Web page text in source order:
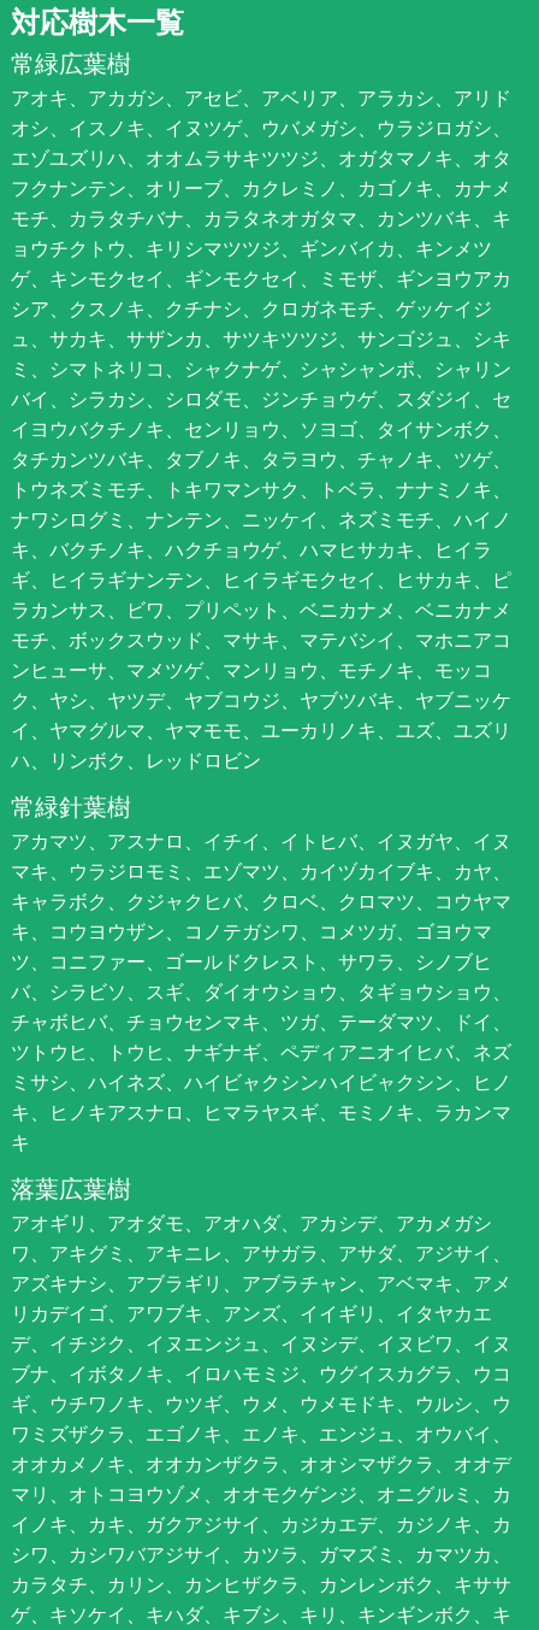
対応樹木一覧
常緑広葉樹
アオキ、アカガシ、アセビ、アベリア、アラカシ、アリド
オシ、イスノキ、イヌツゲ、ウバメガシ、ウラジロガシ、
エゾユズリハ、オオムラサキツツジ、オガタマノキ、オタ
フクナンテン、オリーブ、カクレミノ、カゴノキ、カナメ
モチ、カラタチバナ、カラタネオガタマ、カンツバキ、キ
ョウチクトウ、キリシマツツジ、ギンバイカ、キンメツ
ゲ、キンモクセイ、ギンモクセイ、ミモザ、ギンヨウアカ
シア、クスノキ、クチナシ、クロガネモチ、ゲッケイジ
ュ、サカキ、サザンカ、サツキツツジ、サンゴジュ、シキ
ミ、シマトネリコ、シャクナゲ、シャシャンポ、シャリン
バイ、シラカシ、シロダモ、ジンチョウゲ、スダジイ、セ
イヨウバクチノキ、センリョウ、ソヨゴ、タイサンボク、
タチカンツバキ、タブノキ、タラヨウ、チャノキ、ツゲ、
トウネズミモチ、トキワマンサク、トベラ、ナナミノキ、
ナワシログミ、ナンテン、ニッケイ、ネズミモチ、ハイノ
キ、バクチノキ、ハクチョウゲ、ハマヒサカキ、ヒイラ
ギ、ヒイラギナンテン、ヒイラギモクセイ、ヒサカキ、ピ
ラカンサス、ビワ、プリペット、ベニカナメ、ベニカナメ
モチ、ボックスウッド、マサキ、マテバシイ、マホニアコ
ンヒューサ、マメツゲ、マンリョウ、モチノキ、モッコ
ク、ヤシ、ヤツデ、ヤブコウジ、ヤブツバキ、ヤブニッケ
イ、ヤマグルマ、ヤマモモ、ユーカリノキ、ユズ、ユズリ
ハ、リンボク、レッドロビン
常緑針葉樹
アカマツ、アスナロ、イチイ、イトヒバ、イヌガヤ、イヌ
マキ、ウラジロモミ、エゾマツ、カイヅカイブキ、カヤ、
キャラボク、クジャクヒバ、クロベ、クロマツ、コウヤマ
キ、コウヨウザン、コノテガシワ、コメツガ、ゴヨウマ
ツ、コニファー、ゴールドクレスト、サワラ、シノブヒ
バ、シラビソ、スギ、ダイオウショウ、タギョウショウ、
チャボヒバ、チョウセンマキ、ツガ、テーダマツ、ドイ、
ツトウヒ、トウヒ、ナギナギ、ペディアニオイヒバ、ネズ
ミサシ、ハイネズ、ハイビャクシンハイビャクシン、ヒノ
キ、ヒノキアスナロ、ヒマラヤスギ、モミノキ、ラカンマ
キ
落葉広葉樹
アオギリ、アオダモ、アオハダ、アカシデ、アカメガシ
ワ、アキグミ、アキニレ、アサガラ、アサダ、アジサイ、
アズキナシ、アブラギリ、アブラチャン、アベマキ、アメ
リカデイゴ、アワブキ、アンズ、イイギリ、イタヤカエ
デ、イチジク、イヌエンジュ、イヌシデ、イヌビワ、イヌ
ブナ、イボタノキ、イロハモミジ、ウグイスカグラ、ウコ
ギ、ウチワノキ、ウツギ、ウメ、ウメモドキ、ウルシ、ウ
ワミズザクラ、エゴノキ、エノキ、エンジュ、オウバイ、
オオカメノキ、オオカンザクラ、オオシマザクラ、オオデ
マリ、オトコヨウゾメ、オオモクゲンジ、オニグルミ、カ
イノキ、カキ、ガクアジサイ、カジカエデ、カジノキ、カ
シワ、カシワバアジサイ、カツラ、ガマズミ、カマツカ、
カラタチ、カリン、カンヒザクラ、カンレンボク、キササ
ゲ、キソケイ、キハダ、キブシ、キリ、キンギンボク、キ